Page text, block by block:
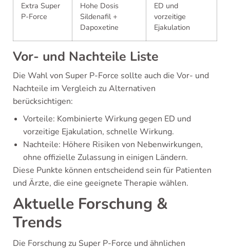
Extra Super
P-Force
Hohe Dosis
Sildenafil +
Dapoxetine
ED und
vorzeitige
Ejakulation
Vor- und Nachteile Liste
Die Wahl von Super P-Force sollte auch die Vor- und
Nachteile im Vergleich zu Alternativen
berücksichtigen:
Vorteile: Kombinierte Wirkung gegen ED und
vorzeitige Ejakulation, schnelle Wirkung.
Nachteile: Höhere Risiken von Nebenwirkungen,
ohne offizielle Zulassung in einigen Ländern.
Diese Punkte können entscheidend sein für Patienten
und Ärzte, die eine geeignete Therapie wählen.
Aktuelle Forschung &
Trends
Die Forschung zu Super P-Force und ähnlichen